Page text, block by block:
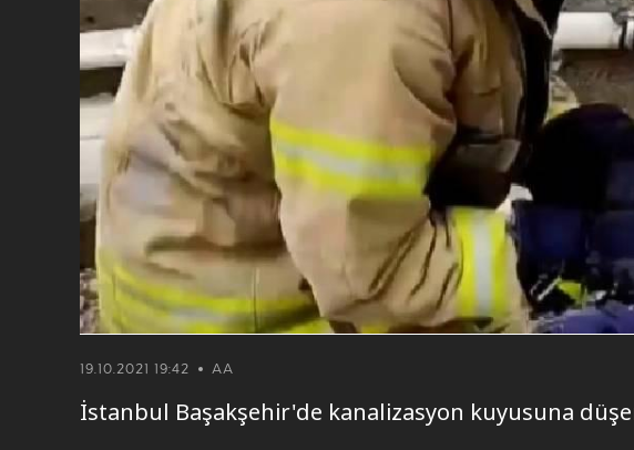
19.10.2021 19:42 AA
İstanbul Başakşehir'de kanalizasyon kuyusuna